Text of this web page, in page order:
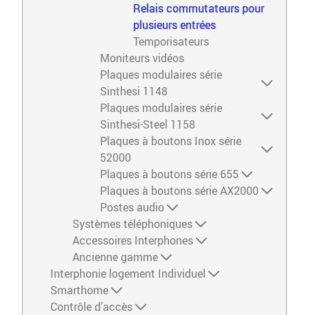
Relais commutateurs pour
plusieurs entrées
Temporisateurs
Moniteurs vidéos
Plaques modulaires série
Sinthesi 1148
Plaques modulaires série
Sinthesi-Steel 1158
Plaques à boutons Inox série
52000
Plaques à boutons série 655
Plaques à boutons série AX2000
Postes audio
Systèmes téléphoniques
Accessoires Interphones
Ancienne gamme
Interphonie logement Individuel
Smarthome
Contrôle d’accès